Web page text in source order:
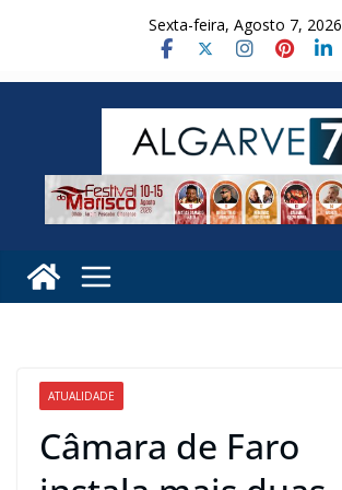
Sexta-feira, Agosto 7, 2026
ATUALIDADE
Câmara de Faro